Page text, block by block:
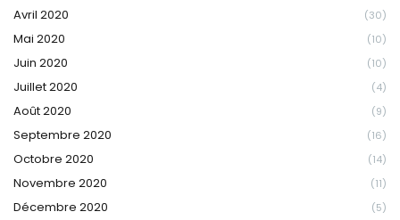
Avril 2020 (30)
Mai 2020 (10)
Juin 2020 (10)
Juillet 2020 (4)
Août 2020 (9)
Septembre 2020 (16)
Octobre 2020 (14)
Novembre 2020 (11)
Décembre 2020 (5)